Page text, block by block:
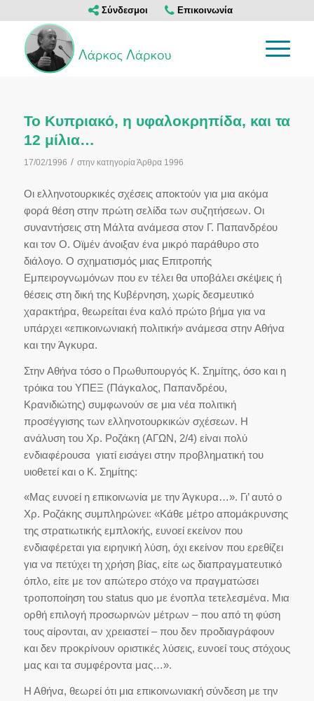
Σύνδεσμοι Επικοινωνία
Το Κυπριακό, η υφαλοκρηπίδα, και τα
12 μίλια…
17/02/1996 / στην κατηγορίαΆρθρα 1996
Οι ελληνοτουρκικές σχέσεις αποκτούν για μια ακόμα
φορά θέση στην πρώτη σελίδα των συζητήσεων. Οι
συναντήσεις στη Μάλτα ανάμεσα στον Γ. Παπανδρέου
και τον Ο. Οϊμέν άνοιξαν ένα μικρό παράθυρο στο
διάλογο. Ο σχηματισμός μιας Επιτροπής
Εμπειρογνωμόνων που εν τέλει θα υποβάλει σκέψεις ή
θέσεις στη δική της Κυβέρνηση, χωρίς δεσμευτικό
χαρακτήρα, θεωρείται ένα καλό πρώτο βήμα για να
υπάρχει «επικοινωνιακή πολιτική» ανάμεσα στην Αθήνα
και την Άγκυρα.
Στην Αθήνα τόσο ο Πρωθυπουργός Κ. Σημίτης, όσο και η
τρόικα του ΥΠΕΞ (Πάγκαλος, Παπανδρέου,
Κρανιδιώτης) συμφωνούν σε μια νέα πολιτική
προσέγγισης των ελληνοτουρκικών σχέσεων. Η
ανάλυση του Χρ. Ροζάκη (ΑΓΩΝ, 2/4) είναι πολύ
ενδιαφέρουσα γιατί εισάγει στην προβληματική του
υιοθετεί και ο Κ. Σημίτης:
«Μας ευνοεί η επικοινωνία με την Άγκυρα…». Γι’ αυτό ο
Χρ. Ροζάκης συμπληρώνει: «Κάθε μέτρο απομάκρυνσης
της στρατιωτικής εμπλοκής, ευνοεί εκείνον που
ενδιαφέρεται για ειρηνική λύση, όχι εκείνον που ερεθίζει
για να πετύχει τη χρήση βίας, είτε ως διαπραγματευτικό
όπλο, είτε με τον απώτερο στόχο να πραγματώσει
τροποποίηση του status quo με ένοπλα τετελεσμένα. Μια
ορθή επιλογή προσωρινών μέτρων – που από τη φύση
τους αίρονται, αν χρειαστεί – που δεν προδιαγράφουν
και δεν προκρίνουν οριστικές λύσεις, ευνοεί τους στόχους
μας και τα συμφέροντα μας…».
Η Αθήνα, θεωρεί ότι μια επικοινωνιακή σύνδεση με την